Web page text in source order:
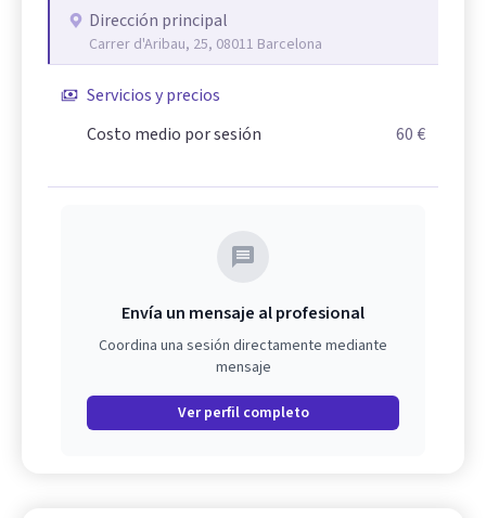
Dirección principal
Carrer d'Aribau, 25, 08011 Barcelona
Servicios y precios
Costo medio por sesión
60 €
Envía un mensaje al profesional
Coordina una sesión directamente mediante
mensaje
Ver perfil completo